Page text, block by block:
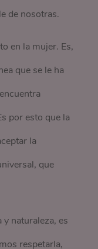
de nosotras.
en la mujer. Es,
que se le ha
por esto que la
la
que
naturaleza, es
respetarla,